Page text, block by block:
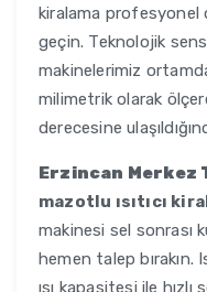
kiralama profesyonel
geçin. Teknolojik
makinelerimiz
milimetrik olarak
derecesine
Erzincan Merkez
mazotlu ısıtıcı
makinesi sel sonrası
hemen talep bırakın.
ısı kapasitesi ile